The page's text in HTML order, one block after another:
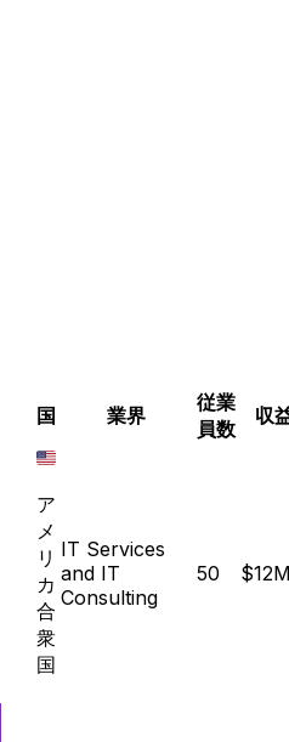
国 業界
従業
員数
収
ア
メ
リ
カ
合
衆
国
IT Services
and IT
Consulting
50